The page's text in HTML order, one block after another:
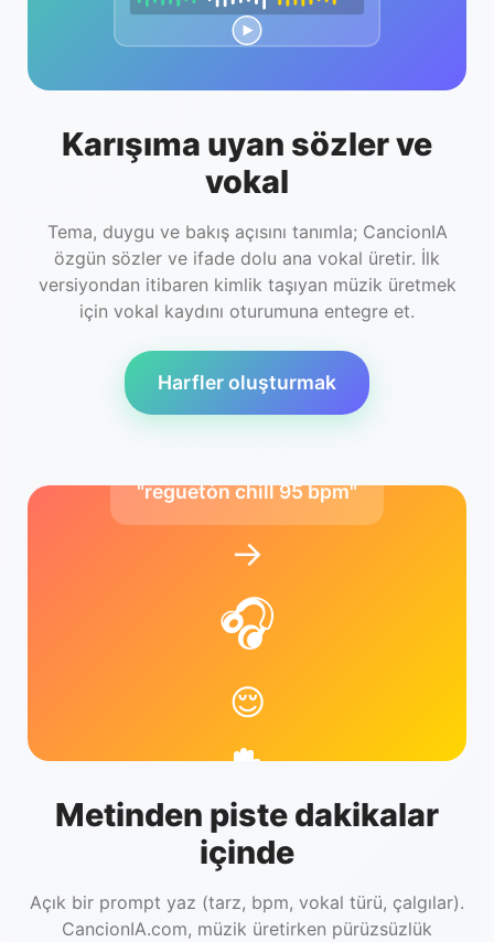
Karışıma uyan sözler ve
vokal
Tema, duygu ve bakış açısını tanımla; CancionIA
özgün sözler ve ifade dolu ana vokal üretir. İlk
versiyondan itibaren kimlik taşıyan müzik üretmek
için vokal kaydını oturumuna entegre et.
Harfler oluşturmak
Metinden piste dakikalar
içinde
Açık bir prompt yaz (tarz, bpm, vokal türü, çalgılar).
CancionIA.com, müzik üretirken pürüzsüzlük
"reguetón chill 95 bpm"
→
🎧
😌